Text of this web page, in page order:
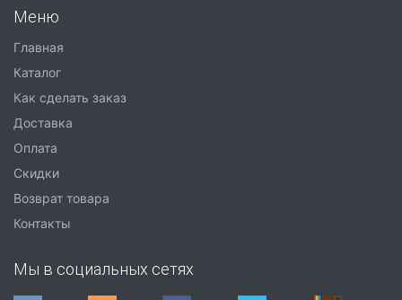
Меню
Главная
Каталог
Как сделать заказ
Доставка
Оплата
Скидки
Возврат товара
Контакты
Мы в социальных сетях